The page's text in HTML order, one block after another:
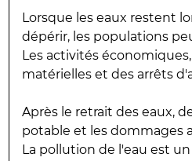
Lorsque les eaux restent
dépérir, les populations
Les activités
matérielles et des arrêts
Après le retrait des eaux,
potable et les dommages
La pollution de l'eau est